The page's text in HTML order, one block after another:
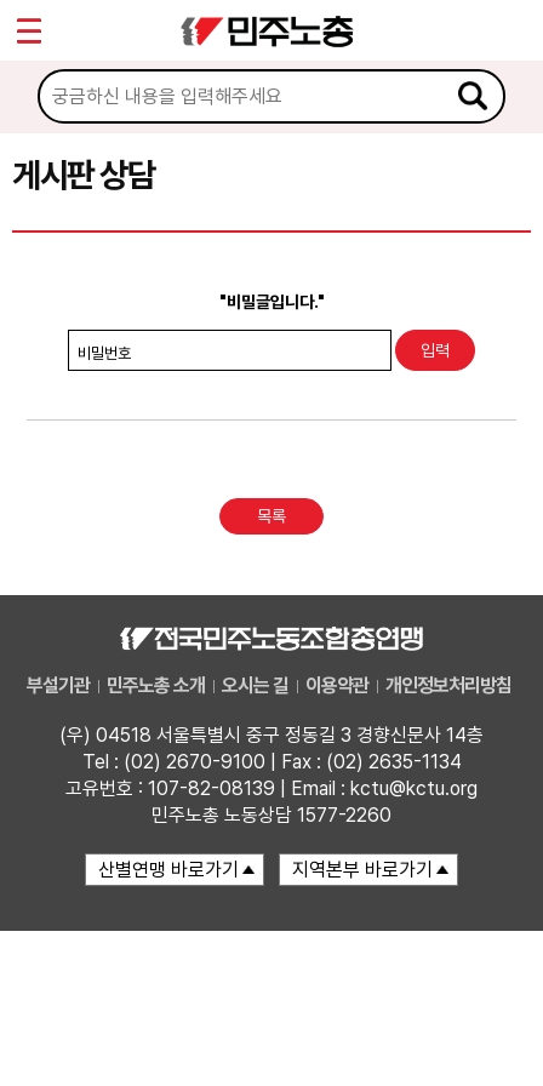
게시판 상담
"비밀글입니다."
비밀번호
목록
부설기관 민주노총 소개 오시는 길 이용약관 개인정보처리방침
(우) 04518 서울특별시 중구 정동길 3 경향신문사 14층
Tel : (02) 2670-9100 | Fax : (02) 2635-1134
고유번호 : 107-82-08139 | Email : kctu@kctu.org
민주노총 노동상담 1577-2260
마이페이지
소개
소식
노동상담
권리찾기수첩 검색
찾아보기
Sketchbook5, 스케치북5
Sketchbook5, 스케치북5